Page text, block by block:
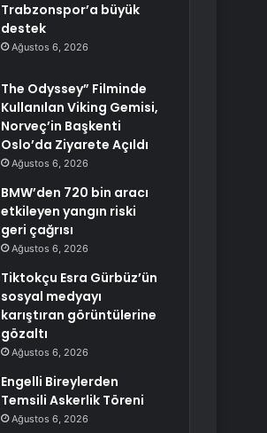
Trabzonspor’a büyük
destek
Ağustos 6, 2026
The Odyssey” Filminde
Kullanılan Viking Gemisi,
Norveç’in Başkenti
Oslo’da Ziyarete Açıldı
Ağustos 6, 2026
BMW’den 720 bin aracı
etkileyen yangın riski
geri çağrısı
Ağustos 6, 2026
Tiktokçu Esra Gürbüz’ün
sosyal medyayı
karıştıran görüntülerine
gözaltı
Ağustos 6, 2026
Engelli Bireylerden
Temsili Askerlik Töreni
Ağustos 6, 2026